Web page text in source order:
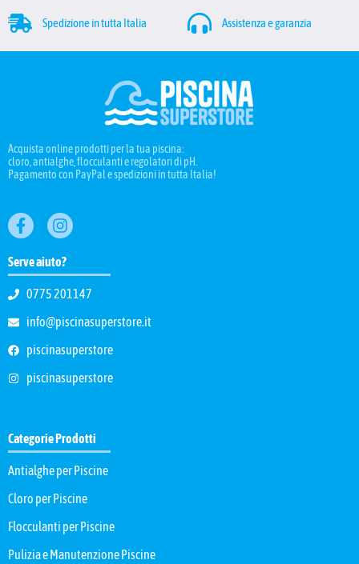
Spedizione in tutta Italia Assistenza e garanzia
Acquista online prodotti per la tua piscina:
cloro, antialghe, flocculanti e regolatori di pH.
Pagamento con PayPal e spedizioni in tutta Italia!
Serve aiuto?
0775 201147
info@piscinasuperstore.it
piscinasuperstore
piscinasuperstore
Categorie Prodotti
Antialghe per Piscine
Cloro per Piscine
Flocculanti per Piscine
Pulizia e Manutenzione Piscine